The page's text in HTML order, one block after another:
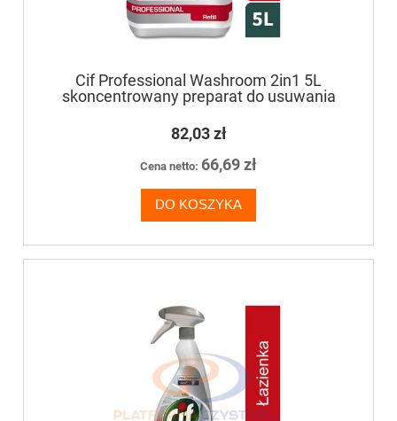
Cif Professional Washroom 2in1 5L
skoncentrowany preparat do usuwania
82,03 zł
Cena netto: 66,69 zł
DO KOSZYKA